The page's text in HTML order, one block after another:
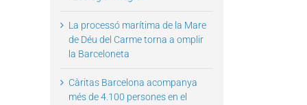
La processó marítima de la Mare
de Déu del Carme torna a omplir
la Barceloneta
Càritas Barcelona acompanya
més de 4.100 persones en el